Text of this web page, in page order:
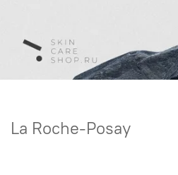
La Roche-Posay